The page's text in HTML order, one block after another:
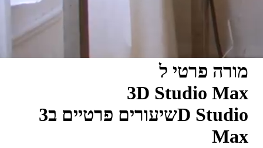
מורה פרטי ל
3D Studio Max
שיעורים פרטיים ב3D Studio
Max